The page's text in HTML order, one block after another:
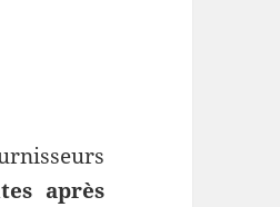
après